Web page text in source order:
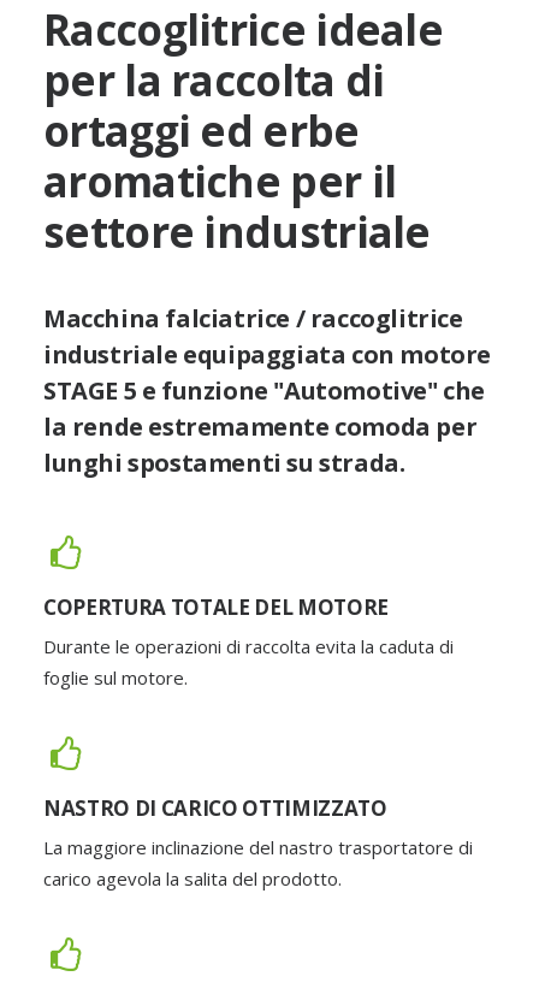
Raccoglitrice ideale
per la raccolta di
ortaggi ed erbe
aromatiche per il
settore industriale
Macchina falciatrice / raccoglitrice
industriale equipaggiata con motore
STAGE 5 e funzione "Automotive" che
la rende estremamente comoda per
lunghi spostamenti su strada.
COPERTURA TOTALE DEL MOTORE
Durante le operazioni di raccolta evita la caduta di
foglie sul motore.
NASTRO DI CARICO OTTIMIZZATO
La maggiore inclinazione del nastro trasportatore di
carico agevola la salita del prodotto.